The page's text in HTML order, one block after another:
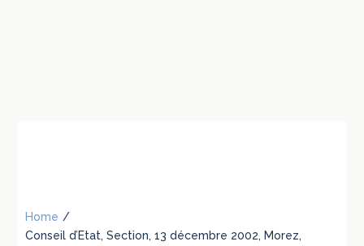
Home /
Conseil d’Etat, Section, 13 décembre 2002, Morez,